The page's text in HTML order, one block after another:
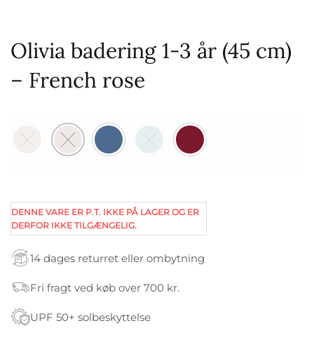
Olivia badering 1-3 år (45 cm)
– French rose
DENNE VARE ER P.T. IKKE PÅ LAGER OG ER
DERFOR IKKE TILGÆNGELIG.
14 dages returret eller ombytning
Fri fragt ved køb over 700 kr.
UPF 50+ solbeskyttelse